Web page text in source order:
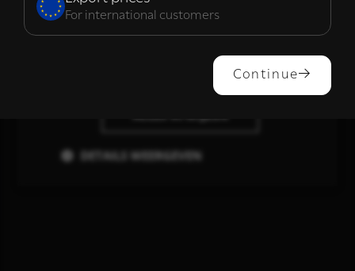
For international customers
Continue
ALLES ACCEPTEREN
DETAILS WEERGEVEN